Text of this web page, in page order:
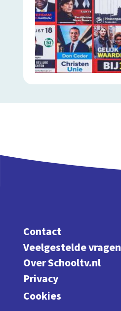
Contact
Veelgestelde vragen
Over Schooltv.nl
Privacy
Cookies